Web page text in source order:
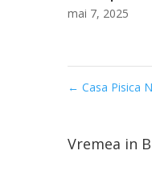
mai 7, 2025
← Casa Pisica
Vremea in